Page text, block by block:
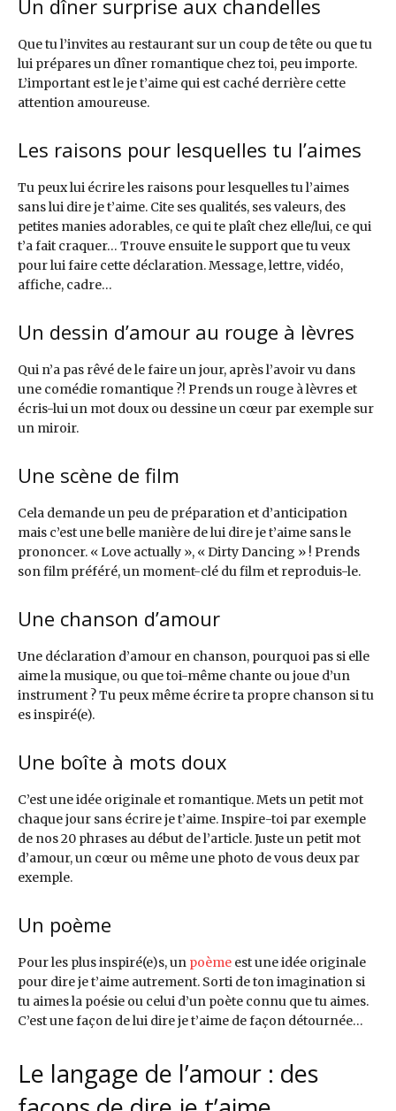
Un dîner surprise aux chandelles
Que tu l’invites au restaurant sur un coup de tête ou que tu
lui prépares un dîner romantique chez toi, peu importe.
L’important est le je t’aime qui est caché derrière cette
attention amoureuse.
Les raisons pour lesquelles tu l’aimes
Tu peux lui écrire les raisons pour lesquelles tu l’aimes
sans lui dire je t’aime. Cite ses qualités, ses valeurs, des
petites manies adorables, ce qui te plaît chez elle/lui, ce qui
t’a fait craquer… Trouve ensuite le support que tu veux
pour lui faire cette déclaration. Message, lettre, vidéo,
affiche, cadre…
Un dessin d’amour au rouge à lèvres
Qui n’a pas rêvé de le faire un jour, après l’avoir vu dans
une comédie romantique ?! Prends un rouge à lèvres et
écris-lui un mot doux ou dessine un cœur par exemple sur
un miroir.
Une scène de film
Cela demande un peu de préparation et d’anticipation
mais c’est une belle manière de lui dire je t’aime sans le
prononcer. « Love actually », « Dirty Dancing » ! Prends
son film préféré, un moment-clé du film et reproduis-le.
Une chanson d’amour
Une déclaration d’amour en chanson, pourquoi pas si elle
aime la musique, ou que toi-même chante ou joue d’un
instrument ? Tu peux même écrire ta propre chanson si tu
es inspiré(e).
Une boîte à mots doux
C’est une idée originale et romantique. Mets un petit mot
chaque jour sans écrire je t’aime. Inspire-toi par exemple
de nos 20 phrases au début de l’article. Juste un petit mot
d’amour, un cœur ou même une photo de vous deux par
exemple.
Un poème
Pour les plus inspiré(e)s, un poème est une idée originale
pour dire je t’aime autrement. Sorti de ton imagination si
tu aimes la poésie ou celui d’un poète connu que tu aimes.
C’est une façon de lui dire je t’aime de façon détournée…
Le langage de l’amour : des